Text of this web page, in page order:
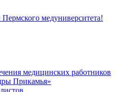
медуниверситета!
медицинских работников
Прикамья»